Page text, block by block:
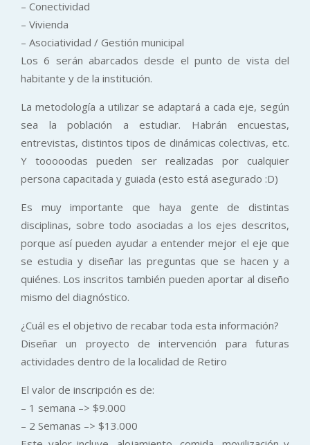
– Conectividad
– Vivienda
– Asociatividad / Gestión municipal
Los 6 serán abarcados desde el punto de vista del
habitante y de la institución.
La metodología a utilizar se adaptará a cada eje, según
sea la población a estudiar. Habrán encuestas,
entrevistas, distintos tipos de dinámicas colectivas, etc.
Y tooooodas pueden ser realizadas por cualquier
persona capacitada y guiada (esto está asegurado :D)
Es muy importante que haya gente de distintas
disciplinas, sobre todo asociadas a los ejes descritos,
porque así pueden ayudar a entender mejor el eje que
se estudia y diseñar las preguntas que se hacen y a
quiénes. Los inscritos también pueden aportar al diseño
mismo del diagnóstico.
¿Cuál es el objetivo de recabar toda esta información?
Diseñar un proyecto de intervención para futuras
actividades dentro de la localidad de Retiro
El valor de inscripción es de:
– 1 semana –> $9.000
– 2 Semanas –> $13.000